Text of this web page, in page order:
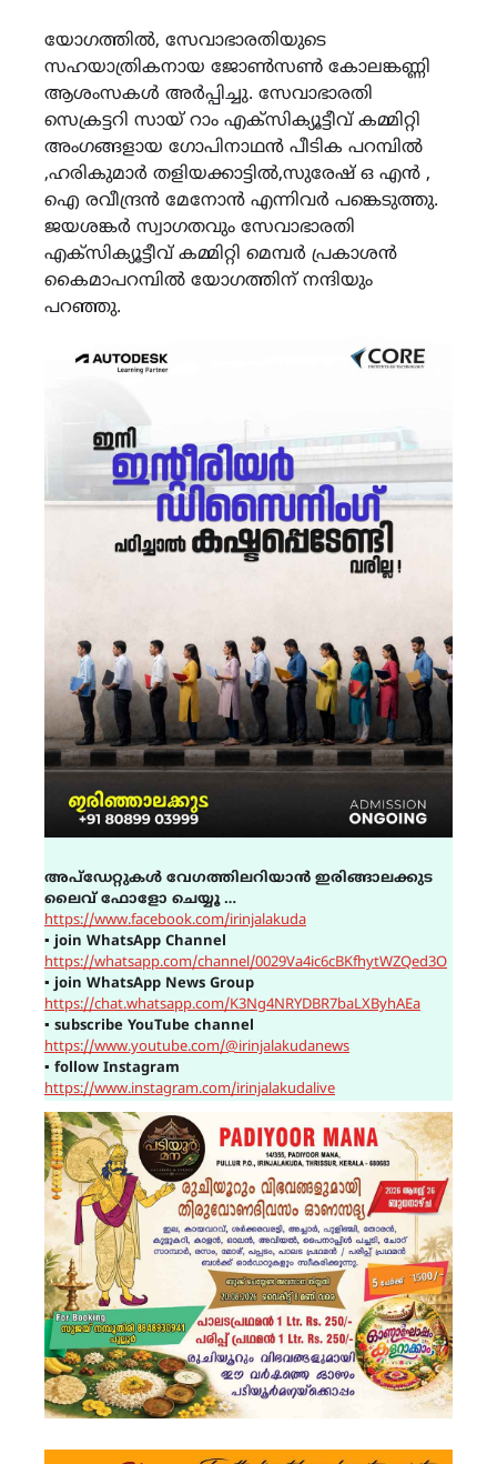
യോഗത്തിൽ, സേവാഭാരതിയുടെ
സഹയാത്രികനായ ജോൺസൺ കോലങ്കണ്ണി
ആശംസകൾ അർപ്പിച്ചു. സേവാഭാരതി
സെക്രട്ടറി സായ് റാം എക്സിക്യൂട്ടീവ് കമ്മിറ്റി
അംഗങ്ങളായ ഗോപിനാഥൻ പീടിക പറമ്പിൽ
,ഹരികുമാർ തളിയക്കാട്ടിൽ,സുരേഷ് ഒ എൻ ,
ഐ രവീന്ദ്രൻ മേനോൻ എന്നിവർ പങ്കെടുത്തു.
ജയശങ്കർ സ്വാഗതവും സേവാഭാരതി
എക്സിക്യൂട്ടീവ് കമ്മിറ്റി മെമ്പർ പ്രകാശൻ
കൈമാപറമ്പിൽ യോഗത്തിന് നന്ദിയും
പറഞ്ഞു.
അപ്ഡേറ്റുകൾ വേഗത്തിലറിയാൻ ഇരിങ്ങാലക്കുട
ലൈവ് ഫോളോ ചെയ്യൂ …
https://www.facebook.com/irinjalakuda
▪join WhatsApp Channel
https://whatsapp.com/channel/0029Va4ic6cBKfhytWZQed3O
▪join WhatsApp News Group
https://chat.whatsapp.com/K3Ng4NRYDBR7baLXByhAEa
▪ subscribe YouTube channel
https://www.youtube.com/@irinjalakudanews
▪ follow Instagram
https://www.instagram.com/irinjalakudalive